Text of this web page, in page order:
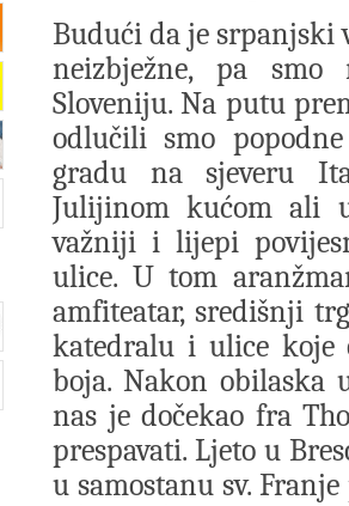
Budući da je srpanjski
neizbježne, pa smo
Sloveniju. Na putu
odlučili smo
gradu na sjeveru
Julijinom kućom ali
važniji i lijepi
ulice. U tom
amfiteatar, središnji
katedralu i ulice koje
boja. Nakon obilaska
nas je dočekao fra
prespavati. Ljeto u
u samostanu sv.